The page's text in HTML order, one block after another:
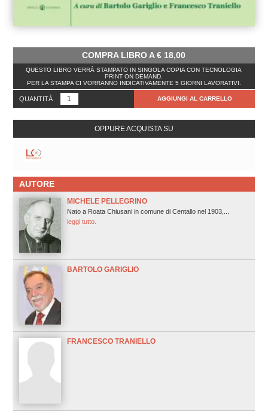
COMPRA LIBRO A€ 18,00
QUESTO LIBRO VERRÀ STAMPATO IN SINGOLA COPIA CON TECNOLOGIA
PRINT ON DEMAND.
PER LA STAMPA CI VORRANNO INDICATIVAMENTE 5 GIORNI LAVORATIVI.
QUANTITÀ AGGIUNGI AL CARRELLO
OPPURE ACQUISTA SU
AUTORE
MICHELE PELLEGRINO
Nato a Roata Chiusani in comune di Centallo nel 1903,...
leggi tutto.
BARTOLO GARIGLIO
FRANCESCO TRANIELLO